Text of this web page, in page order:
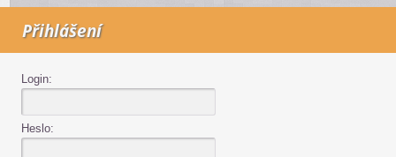
Přihlášení
Login:
Heslo: